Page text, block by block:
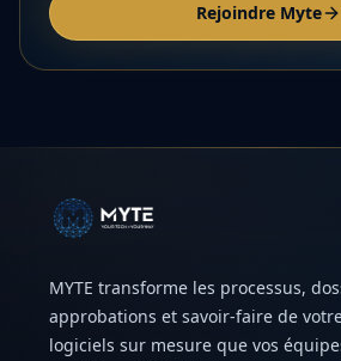
Rejoindre Myte
MYTE transforme les processus,
approbations et savoir-faire de
logiciels sur mesure que vos